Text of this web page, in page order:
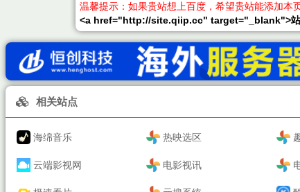
温馨提示：如果贵站想上百度，希望贵站能添加本
<a href="http://site.qiip.cc" target="_blank">站
相关站点
海绵音乐 热映选区
云端影视网 电影视讯